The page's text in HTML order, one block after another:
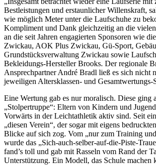
Bestleistungen und erstaunlicher Willenskraft,
wie möglich Meter unter die Laufschuhe zu
Kompliment und Dank gleichzeitig an die
an die seit Jahren engagierten Sponsoren wie
Zwickau, AOK Plus Zwickau, Gü-Sport,
Grundstücksverwaltung Zwickau sowie
Bekleidungs-Hersteller Brooks. Der regionale
Ansprechpartner André Bradl ließ es sich nicht
jeweiligen Altersklassen- und Gesamtwertungs-
Eine Wertung gab es nur moralisch. Diese ging
„Stolpertruppe“: Eltern von Kindern und
Vorwärts in der Leichtathletik aktiv sind. Seit
„diesen Verein“, der sogar mit eigens
Blicke auf sich zog. Vom „nur zum Training
wurde das „Sich-auch-selber-auf-die-Piste-
fand’s toll und gab mit Rasseln vom Rand der
Unterstützung. Ein Modell, das Schule machen